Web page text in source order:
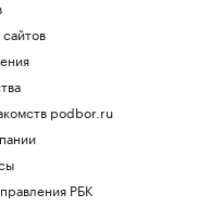
podbor.ru
РБК